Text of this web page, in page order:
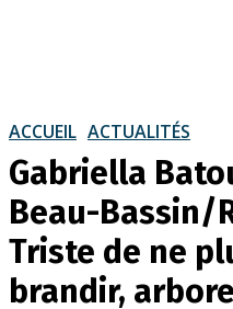
ACCUEIL ACTUALITÉS
Gabriella
Beau-Bassin/
Triste de ne
brandir,